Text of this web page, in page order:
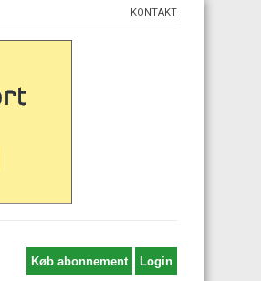
KONTAKT